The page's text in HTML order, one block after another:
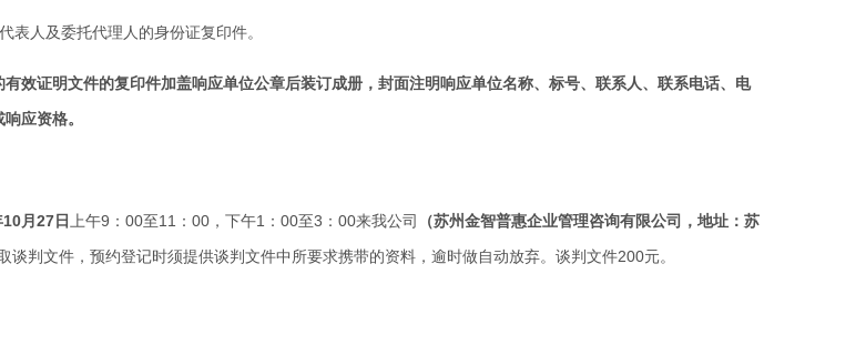
表人及委托代理人的身份证复印件。
效证明文件的复印件加盖响应单位公章后装订成册，封面注明响应单位名称、标号、联系人、联系电话、电
响应资格。
10月 27日 上午9 ： 00至11 ： 00 ，下午1 ： 00至3 ： 00来我公司 （苏州金智普惠企业管理咨询有限公司 ，地址： 苏
谈判文件，预约登记时须提供谈判文件中所要求携带的资料，逾时做自动放弃。谈判文件200元。